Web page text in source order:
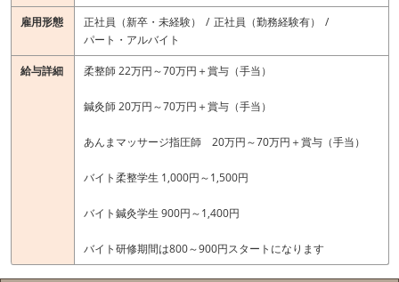
雇用形態 正社員（新卒・未経験）
正社員（勤務経験有）
パート・アルバイト
給与詳細 柔整師 22万円～70万円＋賞与（手当）
鍼灸師 20万円～70万円＋賞与（手当）
あんまマッサージ指圧師 20万円～70万円＋賞与（手当）
バイト柔整学生 1,000円～1,500円
バイト鍼灸学生 900円～1,400円
バイト研修期間は800～900円スタートになります